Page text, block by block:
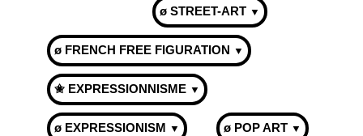
ø STREET-ART ▼
ø FRENCH FREE FIGURATION ▼
✬ EXPRESSIONNISME ▼
ø EXPRESSIONISM ▼ ø POP ART ▼